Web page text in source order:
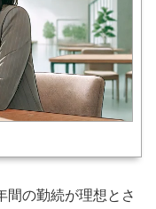
間の勤続が理想とさ